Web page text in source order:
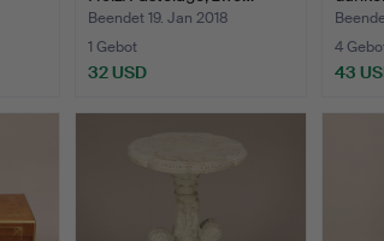
Beendet 19. Jan 2018
1 Gebot
32 USD
4
43